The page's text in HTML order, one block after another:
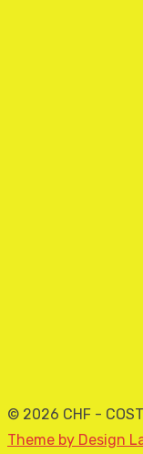
© 2026 CHF -
Theme by Design